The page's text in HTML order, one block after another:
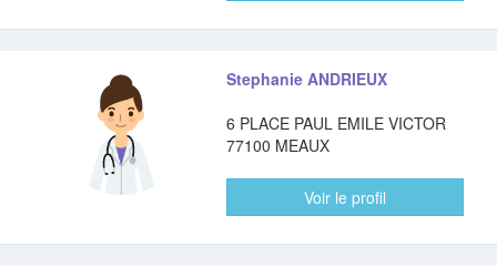
Stephanie ANDRIEUX
6 PLACE PAUL EMILE VICTOR
77100 MEAUX
Voir le profil